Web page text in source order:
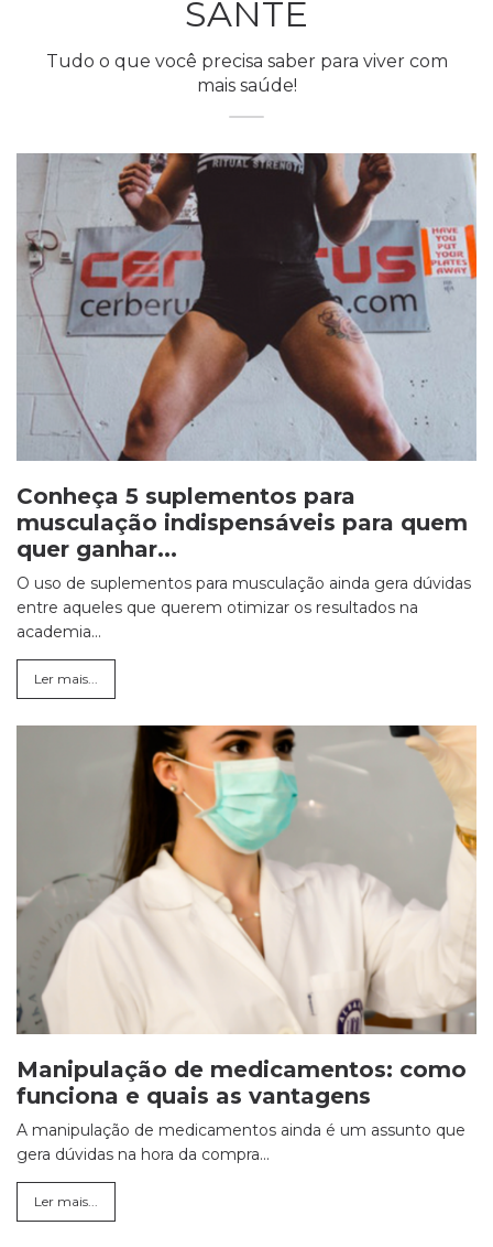
SANTÉ
Tudo o que você precisa saber para viver com
mais saúde!
Conheça 5 suplementos para
musculação indispensáveis para quem
quer ganhar...
O uso de suplementos para musculação ainda gera dúvidas
entre aqueles que querem otimizar os resultados na
academia...
Ler mais...
Manipulação de medicamentos: como
funciona e quais as vantagens
A manipulação de medicamentos ainda é um assunto que
gera dúvidas na hora da compra...
Ler mais...